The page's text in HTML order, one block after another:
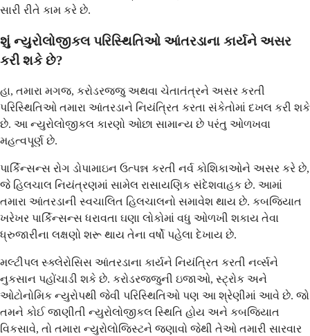
સારી રીતે કામ કરે છે.
શું ન્યુરોલોજીકલ પરિસ્થિતિઓ આંતરડાના કાર્યને અસર
કરી શકે છે?
હા, તમારા મગજ, કરોડરજ્જુ અથવા ચેતાતંત્રને અસર કરતી
પરિસ્થિતિઓ તમારા આંતરડાને નિયંત્રિત કરતા સંકેતોમાં દખલ કરી શકે
છે. આ ન્યુરોલોજીકલ કારણો ઓછા સામાન્ય છે પરંતુ ઓળખવા
મહત્વપૂર્ણ છે.
પાર્કિન્સન્સ રોગ ડોપામાઇન ઉત્પન્ન કરતી નર્વ કોશિકાઓને અસર કરે છે,
જે હિલચાલ નિયંત્રણમાં સામેલ રાસાયણિક સંદેશવાહક છે. આમાં
તમારા આંતરડાની સ્વચાલિત હિલચાલનો સમાવેશ થાય છે. કબજિયાત
ખરેખર પાર્કિન્સન્સ ધરાવતા ઘણા લોકોમાં વધુ ઓળખી શકાય તેવા
ધ્રુજારીના લક્ષણો શરૂ થાય તેના વર્ષો પહેલા દેખાય છે.
મલ્ટીપલ સ્ક્લેરોસિસ આંતરડાના કાર્યને નિયંત્રિત કરતી નર્વ્સને
નુકસાન પહોંચાડી શકે છે. કરોડરજ્જુની ઇજાઓ, સ્ટ્રોક અને
ઓટોનોમિક ન્યુરોપથી જેવી પરિસ્થિતિઓ પણ આ શ્રેણીમાં આવે છે. જો
તમને કોઈ જાણીતી ન્યુરોલોજીકલ સ્થિતિ હોય અને કબજિયાત
વિકસાવે, તો તમારા ન્યુરોલોજિસ્ટને જણાવો જેથી તેઓ તમારી સારવાર